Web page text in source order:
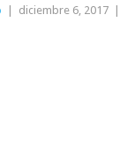
diciembre 6, 2017